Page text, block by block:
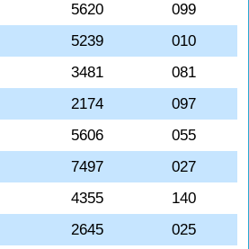
5620
099
5239
010
3481
081
2174
097
5606
055
7497
027
4355
140
2645
025